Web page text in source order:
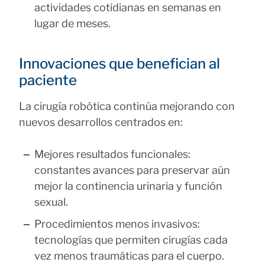
actividades cotidianas en semanas en
lugar de meses.
Innovaciones que benefician al
paciente
La cirugía robótica continúa mejorando con
nuevos desarrollos centrados en:
Mejores resultados funcionales:
constantes avances para preservar aún
mejor la continencia urinaria y función
sexual.
Procedimientos menos invasivos:
tecnologías que permiten cirugías cada
vez menos traumáticas para el cuerpo.